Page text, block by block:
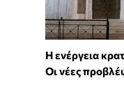
Η ενέργεια
Οι νέες